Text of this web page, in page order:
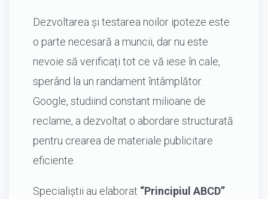
Dezvoltarea și testarea noilor ipoteze este
o parte necesară a muncii, dar nu este
nevoie să verificați tot ce vă iese în cale,
sperând la un randament întâmplător.
Google, studiind constant milioane de
reclame, a dezvoltat o abordare structurată
pentru crearea de materiale publicitare
eficiente.
Specialiștii au elaborat “Principiul ABCD”